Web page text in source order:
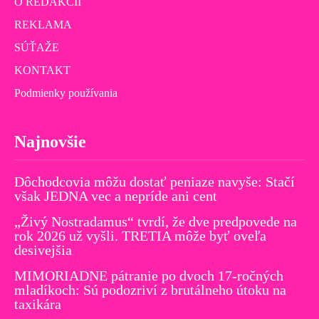
REKLAMA
SÚŤAŽE
KONTAKT
Podmienky používania
Najnovšie
Dôchodcovia môžu dostať peniaze navyše: Stačí
však JEDNA vec a nepríde ani cent
„Živý Nostradamus“ tvrdí, že dve predpovede na
rok 2026 už vyšli. TRETIA môže byť oveľa
desivejšia
MIMORIADNE pátranie po dvoch 17-ročných
mladíkoch: Sú podozriví z brutálneho útoku na
taxikára